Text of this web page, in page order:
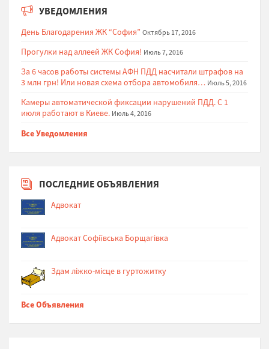
УВЕДОМЛЕНИЯ
День Благодарения ЖК “София” Октябрь 17, 2016
Прогулки над аллеей ЖК София! Июль 7, 2016
За 6 часов работы системы АФН ПДД насчитали штрафов на
3 млн грн! Или новая схема отбора автомобиля… Июль 5, 2016
Камеры автоматической фиксации нарушений ПДД. С 1
июля работают в Киеве. Июль 4, 2016
Все Уведомления
ПОСЛЕДНИЕ ОБЪЯВЛЕНИЯ
Адвокат
Адвокат Софіївська Борщагівка
Здам ліжко-місце в гуртожитку
Все Объявления